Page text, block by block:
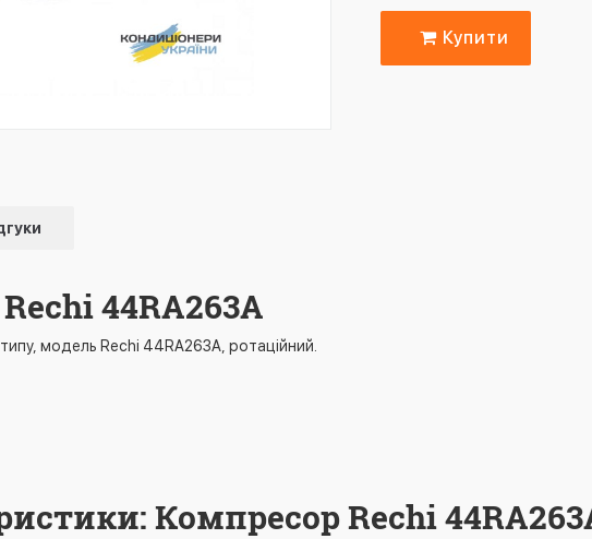
Купити
44RA263A
модель Rechi 44RA263A, ротаційний.
Компресор Rechi